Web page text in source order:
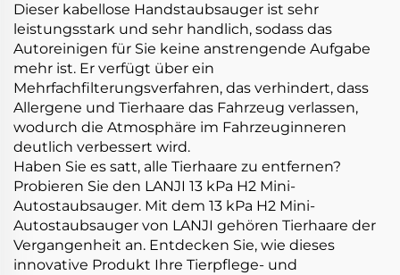
Dieser kabellose Handstaubsauger ist sehr
leistungsstark und sehr handlich, sodass das
Autoreinigen für Sie keine anstrengende Aufgabe
mehr ist. Er verfügt über ein
Mehrfachfilterungsverfahren, das verhindert, dass
Allergene und Tierhaare das Fahrzeug verlassen,
wodurch die Atmosphäre im Fahrzeuginneren
deutlich verbessert wird.
Haben Sie es satt, alle Tierhaare zu entfernen?
Probieren Sie den LANJI 13 kPa H2 Mini-
Autostaubsauger. Mit dem 13 kPa H2 Mini-
Autostaubsauger von LANJI gehören Tierhaare der
Vergangenheit an. Entdecken Sie, wie dieses
innovative Produkt Ihre Tierpflege- und